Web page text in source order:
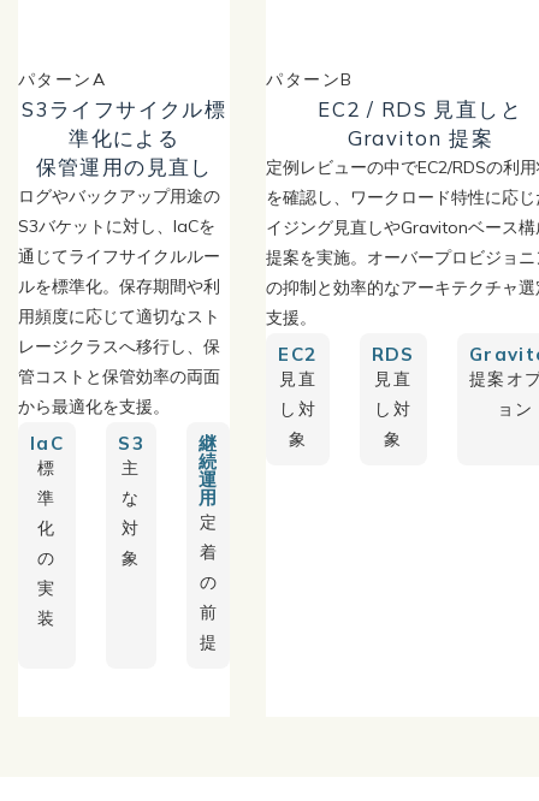
パターンA
S3ライフサイクル標
準化による
保管運用の見直し
ログやバックアップ用途の
S3バケットに対し、IaCを
通じてライフサイクルルー
ルを標準化。保存期間や利
用頻度に応じて適切なスト
レージクラスへ移行し、保
管コストと保管効率の両面
から最適化を支援。
IaC
標
準
化
の
実
装
S3
主
な
対
象
継
続
運
用
定
着
の
前
提
パターンB
EC2 / RDS 見直しと
Graviton 提案
定例レビューの中でEC2/RDSの利
を確認し、ワークロード特性に応
イジング見直しやGravitonベース
提案を実施。オーバープロビジョ
の抑制と効率的なアーキテクチャ
支援。
EC2
見直
し対
象
RDS
見直
し対
象
提案オ
ョン